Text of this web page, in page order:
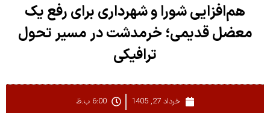
هم‌افزایی شورا و شهرداری برای رفع یک
معضل قدیمی؛ خرمدشت در مسیر تحول
ترافیکی
خرداد 27, 1405 6:00 ب.ظ